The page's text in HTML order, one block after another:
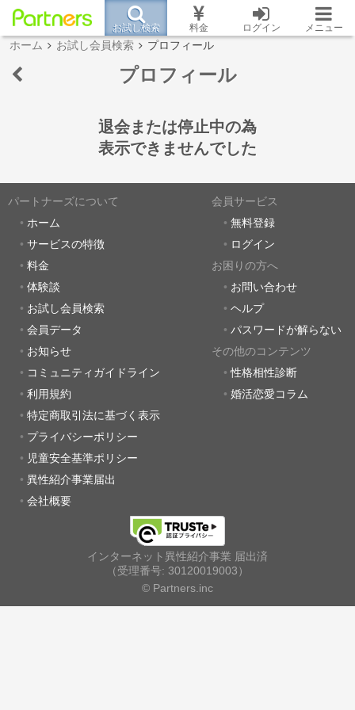
お試し検索 料金 ログイン メニュー
ホーム お試し会員検索 プロフィール
プロフィール
退会または停止中の為
表示できませんでした
パートナーズについて
ホーム
サービスの特徴
料金
体験談
お試し会員検索
会員データ
お知らせ
コミュニティガイドライン
利用規約
特定商取引法に基づく表示
プライバシーポリシー
児童安全基準ポリシー
異性紹介事業届出
会社概要
会員サービス
無料登録
ログイン
お困りの方へ
お問い合わせ
ヘルプ
パスワードが解らない
その他のコンテンツ
性格相性診断
婚活恋愛コラム
インターネット異性紹介事業 届出済
（受理番号: 30120019003）
© Partners.inc